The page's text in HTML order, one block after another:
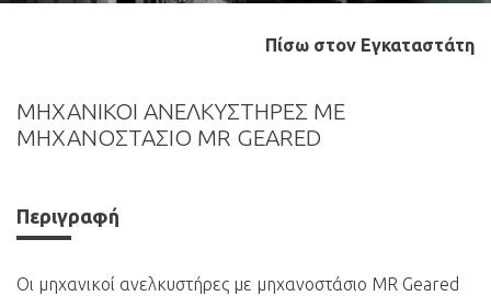
Πίσω στον Εγκαταστάτη
ΜΗΧΑΝΙΚΟΙ ΑΝΕΛΚΥΣΤΗΡΕΣ ΜΕ
ΜΗΧΑΝΟΣΤΑΣΙΟ MR GEARED
Περιγραφή
Οι μηχανικοί ανελκυστήρες με μηχανοστάσιο MR Geared